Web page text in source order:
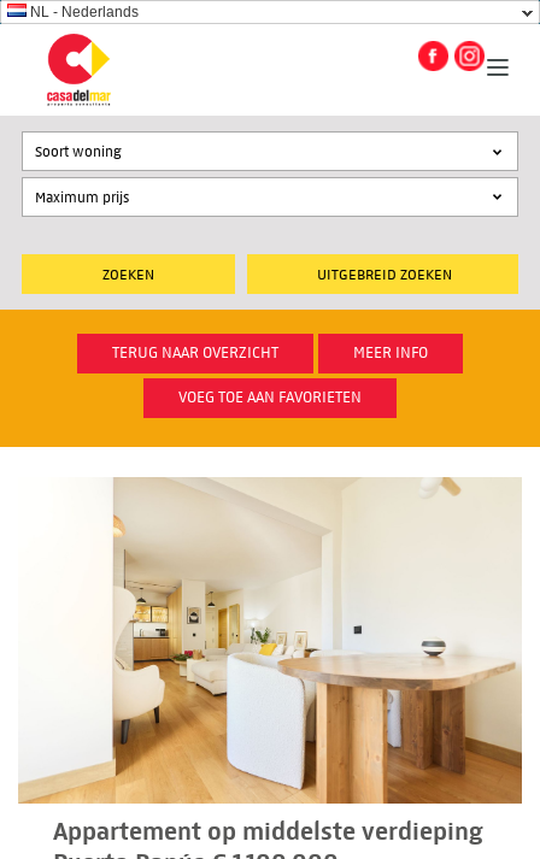
NL - Nederlands
UITGEBREID ZOEKEN
Soort woning
TERUG NAAR OVERZICHT MEER INFO
VOEG TOE AAN FAVORIETEN
Appartement op middelste verdieping